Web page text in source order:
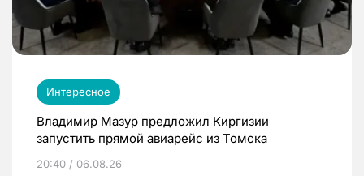
Интересное
Владимир Мазур предложил Киргизии
запустить прямой авиарейс из Томска
20:40 / 06.08.26